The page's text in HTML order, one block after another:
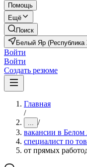
Помощь
Ещё
Поиск
Белый Яр (Республика
Войти
Войти
Создать резюме
Главная
/
... /
вакансии в
специалист по
от прямых